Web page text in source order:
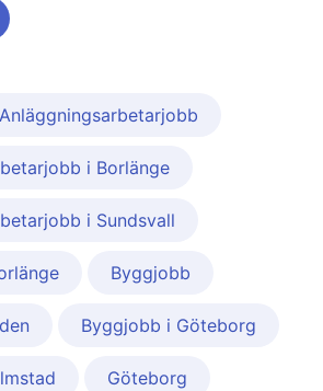
Anläggningsarbetarjobb
i Borlänge
i Sundsvall
Byggjobb
Byggjobb i Göteborg
Göteborg